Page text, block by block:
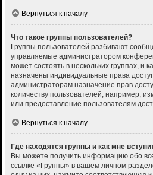
Вернуться к началу
Что такое группы пользователей?
Группы пользователей разбивают
управляемые администратором
может состоять в нескольких группах, и
назначены индивидуальные права
администраторам назначение прав
количеству пользователей, например,
или предоставление пользователям
Вернуться к началу
Где находятся группы и как мне
Вы можете получить информацию обо
ссылке «Группы» в вашем личном